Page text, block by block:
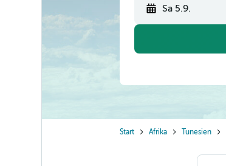
Sa 5.9.
Start Afrika Tunesien